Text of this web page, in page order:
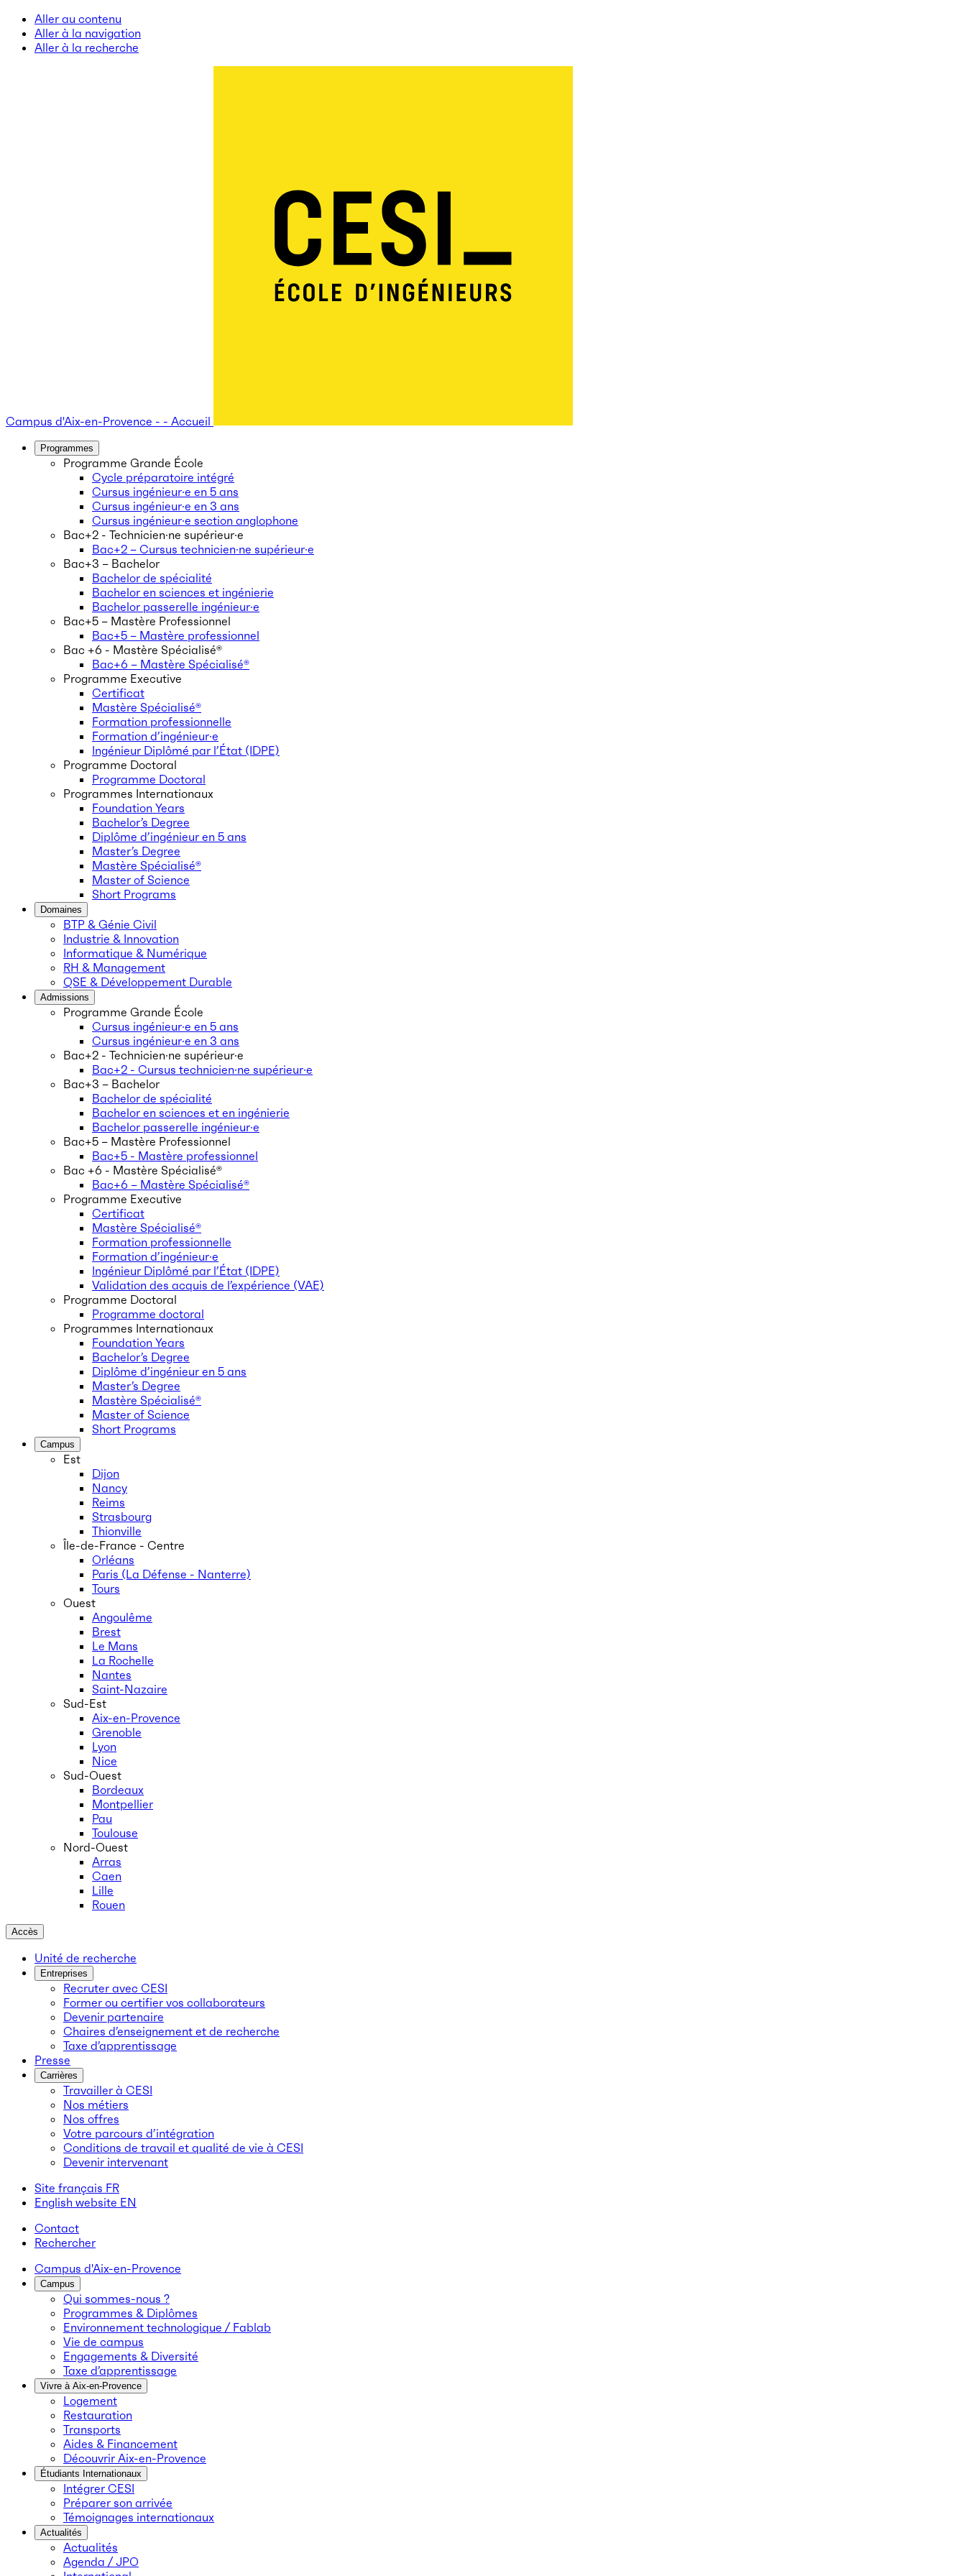
Aller au contenu
Aller à la navigation
Aller à la recherche
Campus d'Aix-en-Provence - - Accueil
Programmes
Programme Grande École
Cycle préparatoire intégré
Cursus ingénieur·e en 5 ans
Cursus ingénieur·e en 3 ans
Cursus ingénieur·e section anglophone
Bac+2 - Technicien·ne supérieur·e
Bac+2 – Cursus technicien·ne supérieur·e
Bac+3 – Bachelor
Bachelor de spécialité
Bachelor en sciences et ingénierie
Bachelor passerelle ingénieur·e
Bac+5 – Mastère Professionnel
Bac+5 – Mastère professionnel
Bac +6 - Mastère Spécialisé®
Bac+6 – Mastère Spécialisé®
Programme Executive
Certificat
Mastère Spécialisé®
Formation professionnelle
Formation d’ingénieur·e
Ingénieur Diplômé par l’État (IDPE)
Programme Doctoral
Programme Doctoral
Programmes Internationaux
Foundation Years
Bachelor’s Degree
Diplôme d’ingénieur en 5 ans
Master’s Degree
Mastère Spécialisé®
Master of Science
Short Programs
Domaines
BTP & Génie Civil
Industrie & Innovation
Informatique & Numérique
RH & Management
QSE & Développement Durable
Admissions
Programme Grande École
Cursus ingénieur·e en 5 ans
Cursus ingénieur·e en 3 ans
Bac+2 - Technicien·ne supérieur·e
Bac+2 - Cursus technicien·ne supérieur·e
Bac+3 – Bachelor
Bachelor de spécialité
Bachelor en sciences et en ingénierie
Bachelor passerelle ingénieur·e
Bac+5 – Mastère Professionnel
Bac+5 - Mastère professionnel
Bac +6 - Mastère Spécialisé®
Bac+6 – Mastère Spécialisé®
Programme Executive
Certificat
Mastère Spécialisé®
Formation professionnelle
Formation d’ingénieur·e
Ingénieur Diplômé par l’État (IDPE)
Validation des acquis de l’expérience (VAE)
Programme Doctoral
Programme doctoral
Programmes Internationaux
Foundation Years
Bachelor’s Degree
Diplôme d’ingénieur en 5 ans
Master’s Degree
Mastère Spécialisé®
Master of Science
Short Programs
Campus
Est
Dijon
Nancy
Reims
Strasbourg
Thionville
Île-de-France - Centre
Orléans
Paris (La Défense - Nanterre)
Tours
Ouest
Angoulême
Brest
Le Mans
La Rochelle
Nantes
Saint-Nazaire
Sud-Est
Aix-en-Provence
Grenoble
Lyon
Nice
Sud-Ouest
Bordeaux
Montpellier
Pau
Toulouse
Nord-Ouest
Arras
Caen
Lille
Rouen
Accès
Unité de recherche
Entreprises
Recruter avec CESI
Former ou certifier vos collaborateurs
Devenir partenaire
Chaires d’enseignement et de recherche
Taxe d’apprentissage
Presse
Carrières
Travailler à CESI
Nos métiers
Nos offres
Votre parcours d’intégration
Conditions de travail et qualité de vie à CESI
Devenir intervenant
Site français FR
English website EN
Contact
Rechercher
Campus d'Aix-en-Provence
Campus
Qui sommes-nous ?
Programmes & Diplômes
Environnement technologique / Fablab
Vie de campus
Engagements & Diversité
Taxe d’apprentissage
Vivre à Aix-en-Provence
Logement
Restauration
Transports
Aides & Financement
Découvrir Aix-en-Provence
Étudiants Internationaux
Intégrer CESI
Préparer son arrivée
Témoignages internationaux
Actualités
Actualités
Agenda / JPO